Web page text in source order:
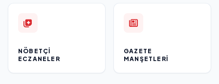
NÖBETÇI
ECZANELER
GAZETE
MANŞETLERI